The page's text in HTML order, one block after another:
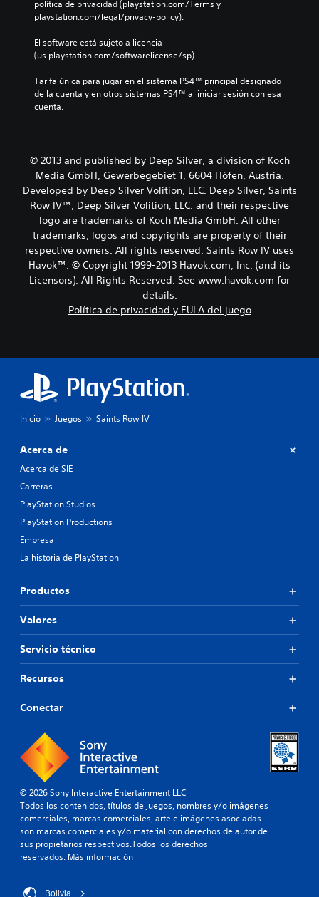
política de privacidad (playstation.com/Terms y
playstation.com/legal/privacy-policy).
El software está sujeto a licencia
(us.playstation.com/softwarelicense/sp).
Tarifa única para jugar en el sistema PS4™ principal designado
de la cuenta y en otros sistemas PS4™ al iniciar sesión con esa
cuenta.
© 2013 and published by Deep Silver, a division of Koch
Media GmbH, Gewerbegebiet 1, 6604 Höfen, Austria.
Developed by Deep Silver Volition, LLC. Deep Silver, Saints
Row IV™, Deep Silver Volition, LLC. and their respective
logo are trademarks of Koch Media GmbH. All other
trademarks, logos and copyrights are property of their
respective owners. All rights reserved. Saints Row IV uses
Havok™. © Copyright 1999-2013 Havok.com, Inc. (and its
Licensors). All Rights Reserved. See www.havok.com for
details.
Política de privacidad y EULA del juego
Inicio Juegos Saints Row IV
Acerca de
Acerca de SIE
Carreras
PlayStation Studios
PlayStation Productions
Empresa
La historia de PlayStation
Productos
Valores
Servicio técnico
Recursos
Conectar
© 2026 Sony Interactive Entertainment LLC
Todos los contenidos, títulos de juegos, nombres y/o imágenes
comerciales, marcas comerciales, arte e imágenes asociadas
son marcas comerciales y/o material con derechos de autor de
sus propietarios respectivos.Todos los derechos
reservados. Más información
Bolivia